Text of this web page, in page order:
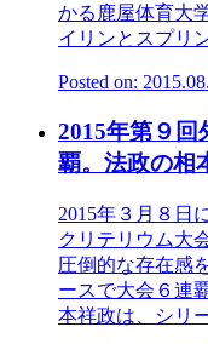
かる鹿屋体育大
イリンとスプリ
Posted on:
2015年第９回
覇。法政の相
2015年３月８日
クリテリウム大
圧倒的な存在感
ースで大会６連
本祥政は、シリ